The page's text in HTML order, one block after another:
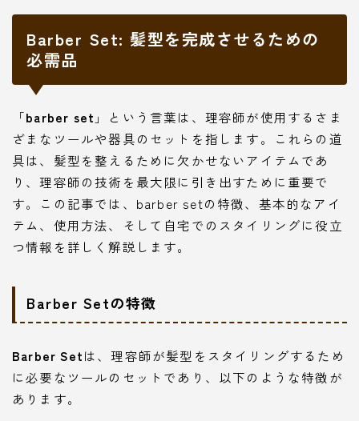
Barber Set: 髪型を完成させるための
必需品
「barber set 」という言葉は、理容師が使用するさま
ざまなツールや器具のセットを指します。これらの道
具は、髪型を整えるために欠かせないアイテムであ
り、理容師の技術を最大限に引き出すために重要で
す。この記事では、barber setの特徴、基本的なアイ
テム、使用方法、そして自宅でのスタイリングに役立
つ情報を詳しく解説します。
Barber Setの特徴
Barber Setは、理容師が髪型をスタイリングするため
に必要なツールのセットであり、以下のような特徴が
あります。